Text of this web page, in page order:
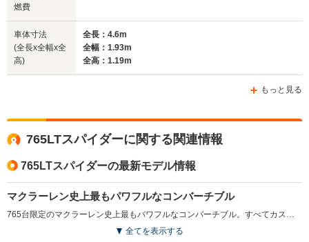
WLTCモード
燃費
排気量
-m
-
3994cc
-
MR
燃費
車体寸法
(全長x全幅x全
高)
全長：4.6m
全幅：1.93m
全高：1.19m
もっと見る
765LTスパイダーに関する関連情報
765LTスパイダーの最新モデル情報
マクラーレン史上最もパワフルなコンバーチブル
765台限定のマクラーレン史上最もパワフルなコンバーチブル。すべてカスタマーオーダーで生産され、各車両にナンバリングが与えられる。「LT」とはロングテールの略称で、引き延ばされたロングテールには、アクティブリアウィングが備えられる。ルーフは、一体型の電動カーボンファイバー製リトラクタブルハードトップが用いられ、わずか11秒での開閉が可能。さらに時速50km/hまで開閉できる。高性能の軽量素材が隅々にまで採用され、ボディコンポーネントにはカーボンファイバーが用いられる。エンジンは、最高出力765ps／最大トルク800N・mを発生する4L V8ツインターボで、ギアレシオが見直された「7速SSG」ギアとの組み合わせで、0-100km/h加速2.8秒を実現する。（2021.7）
全てを表示する